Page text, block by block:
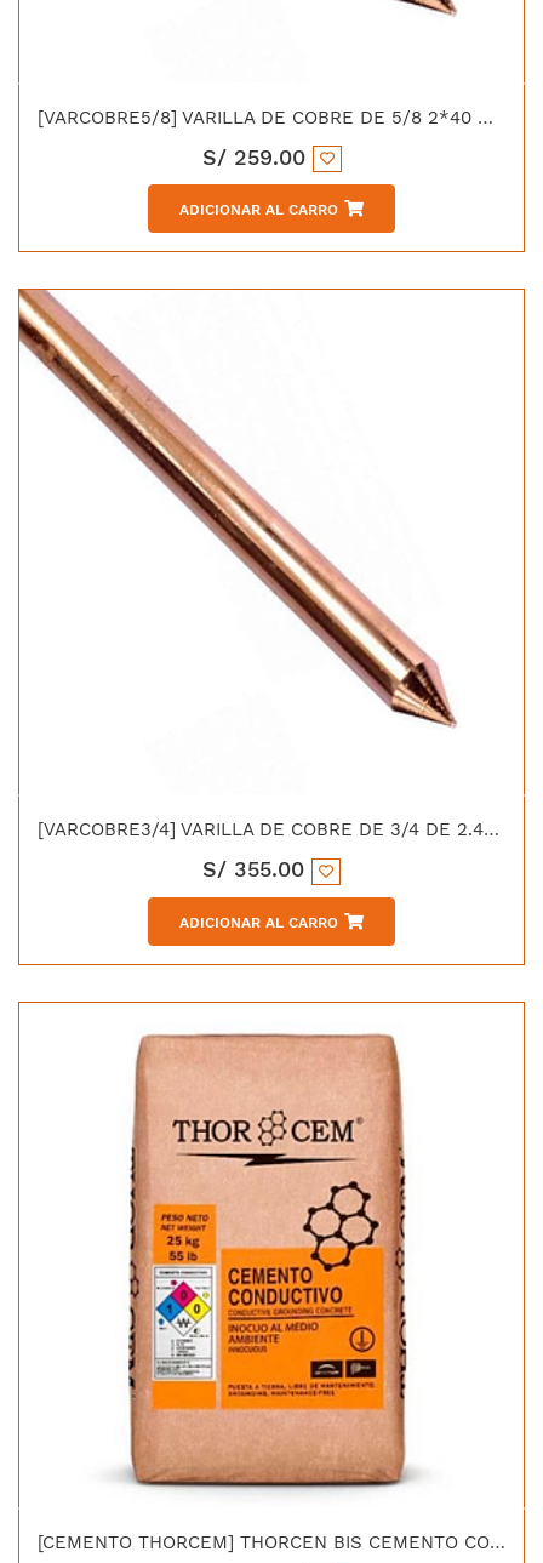
[VARCOBRE5/8] VARILLA DE COBRE DE 5/8 2*40 MTS
S/ 259.00
ADICIONAR AL CARRO
[VARCOBRE3/4] VARILLA DE COBRE DE 3/4 DE 2.40 MTS
S/ 355.00
ADICIONAR AL CARRO
[CEMENTO THORCEM] THORCEN BIS CEMENTO CONDUCTIVO